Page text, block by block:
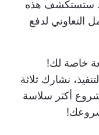
ستستكشف هذه
التعاوني لدفع
خاصة لك!
نشارك ثلاثة
أكثر سلاسة